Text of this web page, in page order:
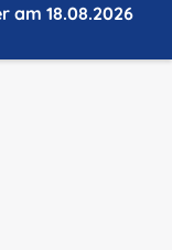
am 18.08.2026